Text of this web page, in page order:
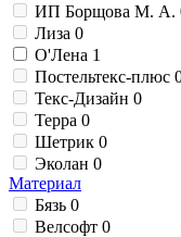
ИП Борщова М. А.
Лиза 0
О'Лена 1
Постельтекс-плюс
Текс-Дизайн 0
Терра 0
Шетрик 0
Эколан 0
Материал
Бязь 0
Велсофт 0